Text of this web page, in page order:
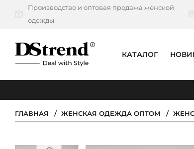
Производство и оптовая продажа женской
одежды
КАТАЛОГ
КАТАЛОГ
НОВИНКИ
PREMIUM
ГЛАВНАЯ ЖЕНСКАЯ ОДЕЖДА ОПТОМ